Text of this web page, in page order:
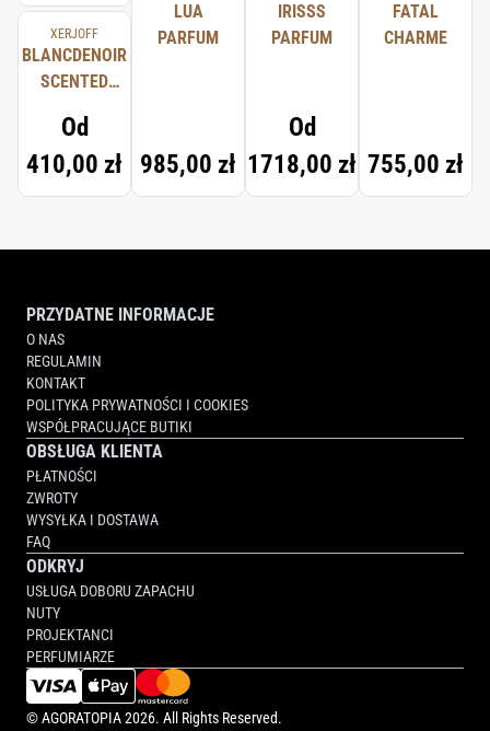
XERJOFF
BLANCDENOIR
SCENTED
Od
410,00 zł
LUA
PARFUM
985,00 zł
IRISSS
PARFUM
Od
1718,00 zł
FATAL
CHARME
755,00 zł
PRZYDATNE INFORMACJE
O NAS
REGULAMIN
KONTAKT
POLITYKA PRYWATNOŚCI I COOKIES
WSPÓŁPRACUJĄCE BUTIKI
OBSŁUGA KLIENTA
PŁATNOŚCI
ZWROTY
WYSYŁKA I DOSTAWA
FAQ
ODKRYJ
USŁUGA DOBORU ZAPACHU
NUTY
PROJEKTANCI
PERFUMIARZE
©AGORATOPIA2026. All Rights Reserved.